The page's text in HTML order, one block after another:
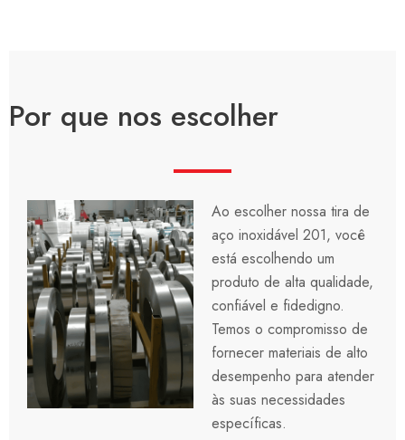
Por que nos escolher
Ao escolher nossa tira de
aço inoxidável 201, você
está escolhendo um
produto de alta qualidade,
confiável e fidedigno.
Temos o compromisso de
fornecer materiais de alto
desempenho para atender
às suas necessidades
específicas.